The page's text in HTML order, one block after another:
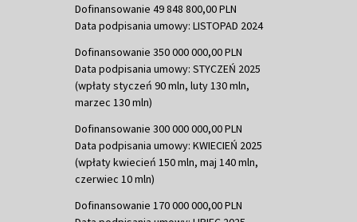
Dofinansowanie 49 848 800,00 PLN
Data podpisania umowy: LISTOPAD 2024
Dofinansowanie 350 000 000,00 PLN
Data podpisania umowy: STYCZEŃ 2025
(wpłaty styczeń 90 mln, luty 130 mln,
marzec 130 mln)
Dofinansowanie 300 000 000,00 PLN
Data podpisania umowy: KWIECIEŃ 2025
(wpłaty kwiecień 150 mln, maj 140 mln,
czerwiec 10 mln)
Dofinansowanie 170 000 000,00 PLN